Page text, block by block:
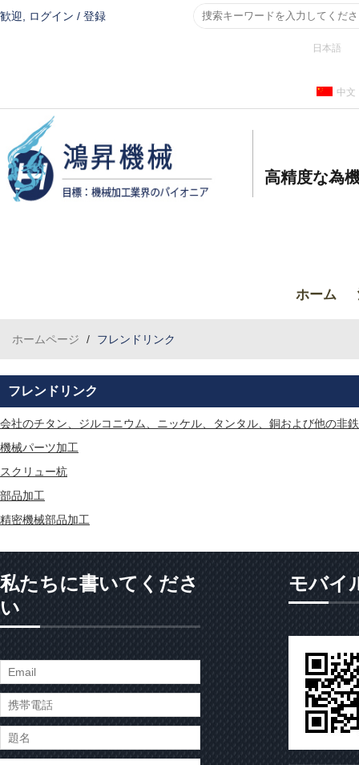
歓迎, ログイン / 登録
日本語
中文
高精度な為
ホーム
ホームページ / フレンドリンク
フレンドリンク
会社のチタン、ジルコニウム、ニッケル、タンタル、銅および他の非
機械パーツ加工
スクリュー杭
部品加工
精密機械部品加工
私たちに書いてくださ
い
モバイ